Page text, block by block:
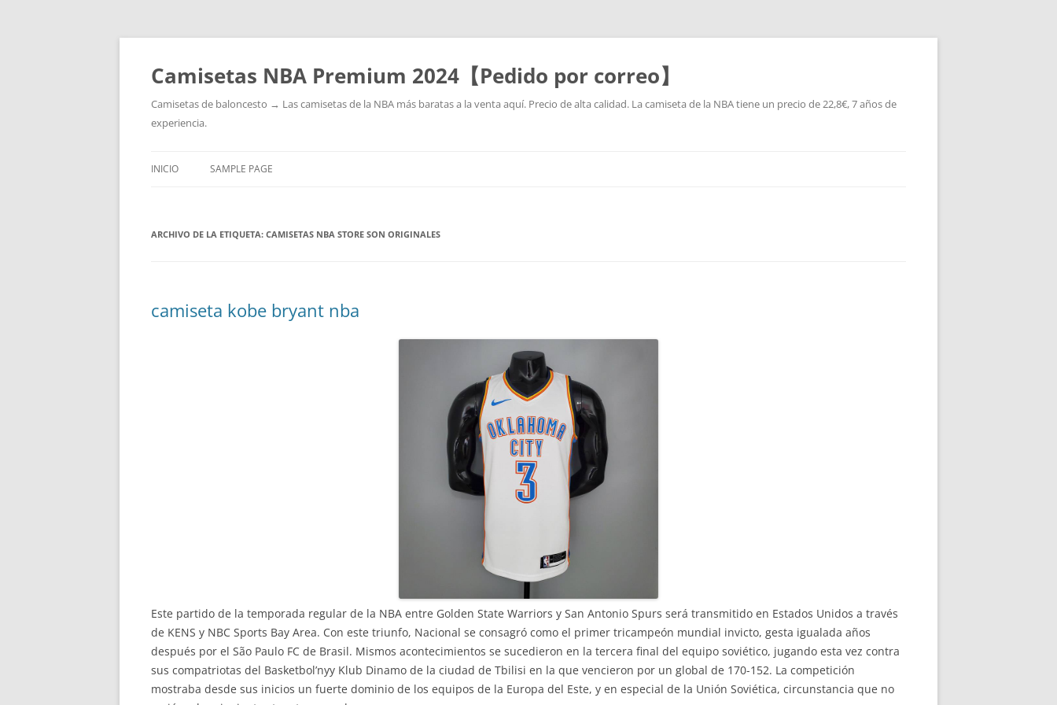
Camisetas NBA Premium 2024【Pedido por correo】
Camisetas de baloncesto → Las camisetas de la NBA más baratas a la venta aquí. Precio de alta calidad. La camiseta de la NBA tiene un precio de 22,8€, 7 años de
experiencia.
INICIO SAMPLE PAGE
ARCHIVO DE LA ETIQUETA: CAMISETAS NBA STORE SON ORIGINALES
camiseta kobe bryant nba
Este partido de la temporada regular de la NBA entre Golden State Warriors y San Antonio Spurs será transmitido en Estados Unidos a través
de KENS y NBC Sports Bay Area. Con este triunfo, Nacional se consagró como el primer tricampeón mundial invicto, gesta igualada años
después por el São Paulo FC de Brasil. Mismos acontecimientos se sucedieron en la tercera final del equipo soviético, jugando esta vez contra
sus compatriotas del Basketbol’nyy Klub Dinamo de la ciudad de Tbilisi en la que vencieron por un global de 170-152. La competición
mostraba desde sus inicios un fuerte dominio de los equipos de la Europa del Este, y en especial de la Unión Soviética, circunstancia que no